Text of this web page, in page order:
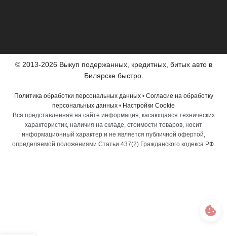
© 2013-2026 Выкуп подержанных, кредитных, битых авто в
Билярске быстро.
Политика обработки персональных данных• Согласие на обработку
персональных данных • Настройки Cookie
Вся представленная на сайте информация, касающаяся технических
характеристик, наличия на складе, стоимости товаров, носит
информационный характер и не является публичной офертой,
определяемой положениями Статьи 437(2) Гражданского кодекса РФ.